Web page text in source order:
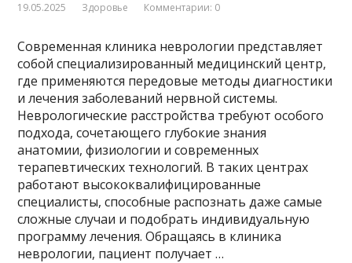
19.05.2025 Здоровье Комментарии: 0
Современная клиника неврологии представляет
собой специализированный медицинский центр,
где применяются передовые методы диагностики
и лечения заболеваний нервной системы.
Неврологические расстройства требуют особого
подхода, сочетающего глубокие знания
анатомии, физиологии и современных
терапевтических технологий. В таких центрах
работают высококвалифицированные
специалисты, способные распознать даже самые
сложные случаи и подобрать индивидуальную
программу лечения. Обращаясь в клиника
неврологии, пациент получает …